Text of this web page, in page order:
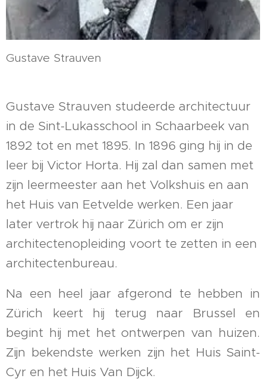
Gustave Strauven
Gustave Strauven studeerde architectuur
in de Sint-Lukasschool in Schaarbeek van
1892 tot en met 1895. In 1896 ging hij in de
leer bij Victor Horta. Hij zal dan samen met
zijn leermeester aan het Volkshuis en aan
het Huis van Eetvelde werken. Een jaar
later vertrok hij naar Zürich om er zijn
architectenopleiding voort te zetten in een
architectenbureau.
Na een heel jaar afgerond te hebben in
Zürich keert hij terug naar Brussel en
begint hij met het ontwerpen van huizen.
Zijn bekendste werken zijn het Huis Saint-
Cyr en het Huis Van Dijck.